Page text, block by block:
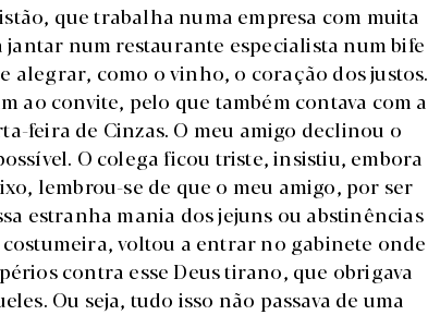
que trabalha numa empresa com muita
num restaurante especialista num bife
alegrar, como o vinho, o coração dos justos.
ao convite, pelo que também contava com a
feira de Cinzas. O meu amigo declinou o
O colega ficou triste, insistiu, embora
lembrou-se de que o meu amigo, por ser
estranha mania dos jejuns ou abstinências
voltou a entrar no gabinete onde
contra esse Deus tirano, que obrigava
Ou seja, tudo isso não passava de uma